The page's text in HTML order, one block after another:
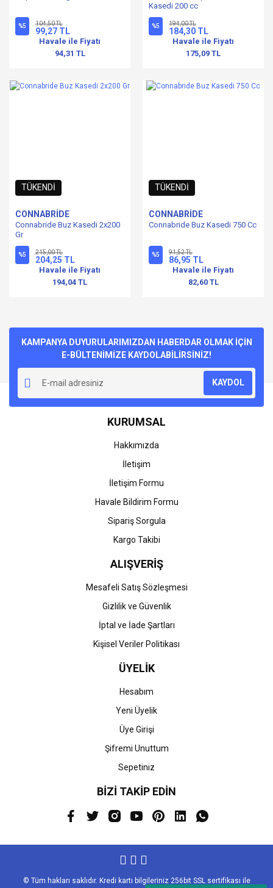
%5 104,50 TL
99,27 TL
Havale ile Fiyatı
94,31 TL
Kasedi 200 cc
%5 194,00 TL
184,30 TL
Havale ile Fiyatı
175,09 TL
TÜKENDİ
CONNABRİDE
Connabride Buz Kasedi 2x200
Gr
%5 215,00 TL
204,25 TL
Havale ile Fiyatı
194,04 TL
TÜKENDİ
CONNABRİDE
Connabride Buz Kasedi 750 Cc
%5 91,52 TL
86,95 TL
Havale ile Fiyatı
82,60 TL
KAMPANYA DUYURULARIMIZDAN HABERDAR OLMAK İÇİN
E-BÜLTENİMİZE KAYDOLABİLİRSİNİZ!
KAYDOL
KURUMSAL
Hakkımızda
İletişim
İletişim Formu
Havale Bildirim Formu
Sipariş Sorgula
Kargo Takibi
ALIŞVERİŞ
Mesafeli Satış Sözleşmesi
Gizlilik ve Güvenlik
İptal ve İade Şartları
Kişisel Veriler Politikası
ÜYELİK
Hesabım
Yeni Üyelik
Üye Girişi
Şifremi Unuttum
Sepetiniz
BİZİ TAKİP EDİN
© Tüm hakları saklıdır. Kredi kartı bilgileriniz 256bit SSL sertifikası ile